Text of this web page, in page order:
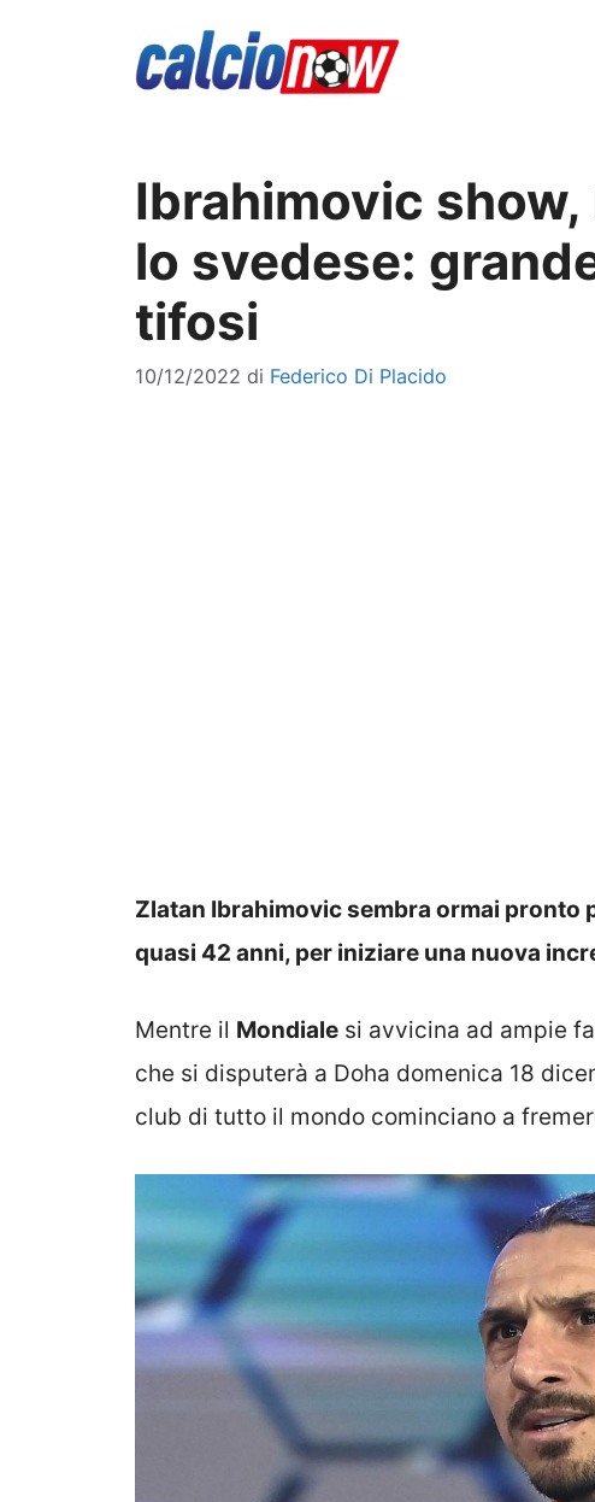
Ibrahimovic
lo svedese:
tifosi
10/12/2022 di Federico Di Placido
Zlatan Ibrahimovic sembra ormai pronto
quasi 42 anni, per iniziare una nuova
Mentre il Mondiale si avvicina ad ampie
che si disputerà a Doha domenica 18
club di tutto il mondo cominciano a